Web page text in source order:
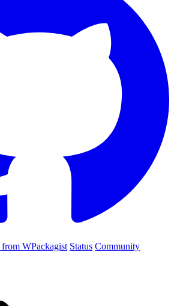
WPackagist Status Community